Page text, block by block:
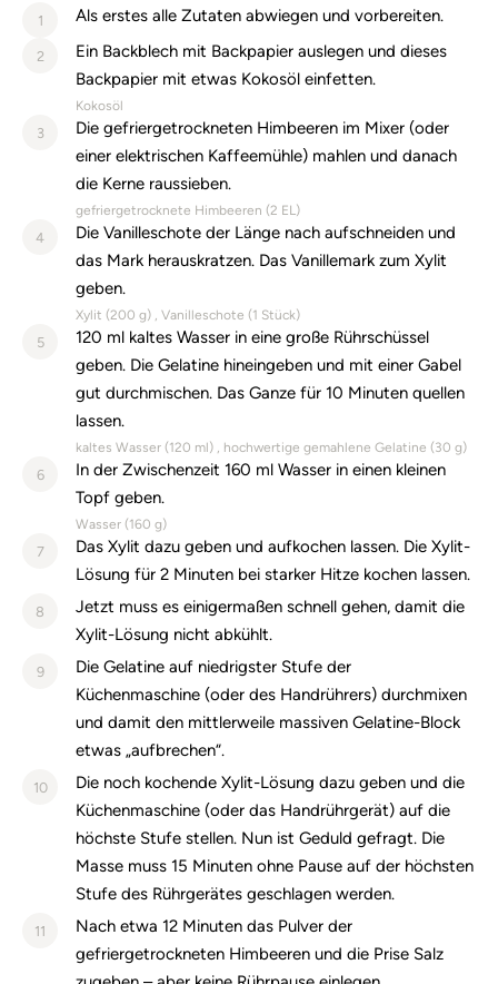
1 Als erstes alle Zutaten abwiegen und vorbereiten.
2
Ein Backblech mit Backpapier auslegen und dieses
Backpapier mit etwas Kokosöl einfetten.
Kokosöl
3
Die gefriergetrockneten Himbeeren im Mixer (oder
einer elektrischen Kaffeemühle) mahlen und danach
die Kerne raussieben.
gefriergetrocknete Himbeeren (2 EL)
4
Die Vanilleschote der Länge nach aufschneiden und
das Mark herauskratzen. Das Vanillemark zum Xylit
geben.
Xylit (200 g) Vanilleschote (1 Stück)
5
120 ml kaltes Wasser in eine große Rührschüssel
geben. Die Gelatine hineingeben und mit einer Gabel
gut durchmischen. Das Ganze für 10 Minuten quellen
lassen.
kaltes Wasser (120 ml) hochwertige gemahlene Gelatine (30 g)
6
In der Zwischenzeit 160 ml Wasser in einen kleinen
Topf geben.
Wasser (160 g)
7
Das Xylit dazu geben und aufkochen lassen. Die Xylit-
Lösung für 2 Minuten bei starker Hitze kochen lassen.
8
Jetzt muss es einigermaßen schnell gehen, damit die
Xylit-Lösung nicht abkühlt.
9
Die Gelatine auf niedrigster Stufe der
Küchenmaschine (oder des Handrührers) durchmixen
und damit den mittlerweile massiven Gelatine-Block
etwas „aufbrechen“.
10
Die noch kochende Xylit-Lösung dazu geben und die
Küchenmaschine (oder das Handrührgerät) auf die
höchste Stufe stellen. Nun ist Geduld gefragt. Die
Masse muss 15 Minuten ohne Pause auf der höchsten
Stufe des Rührgerätes geschlagen werden.
11
Nach etwa 12 Minuten das Pulver der
gefriergetrockneten Himbeeren und die Prise Salz